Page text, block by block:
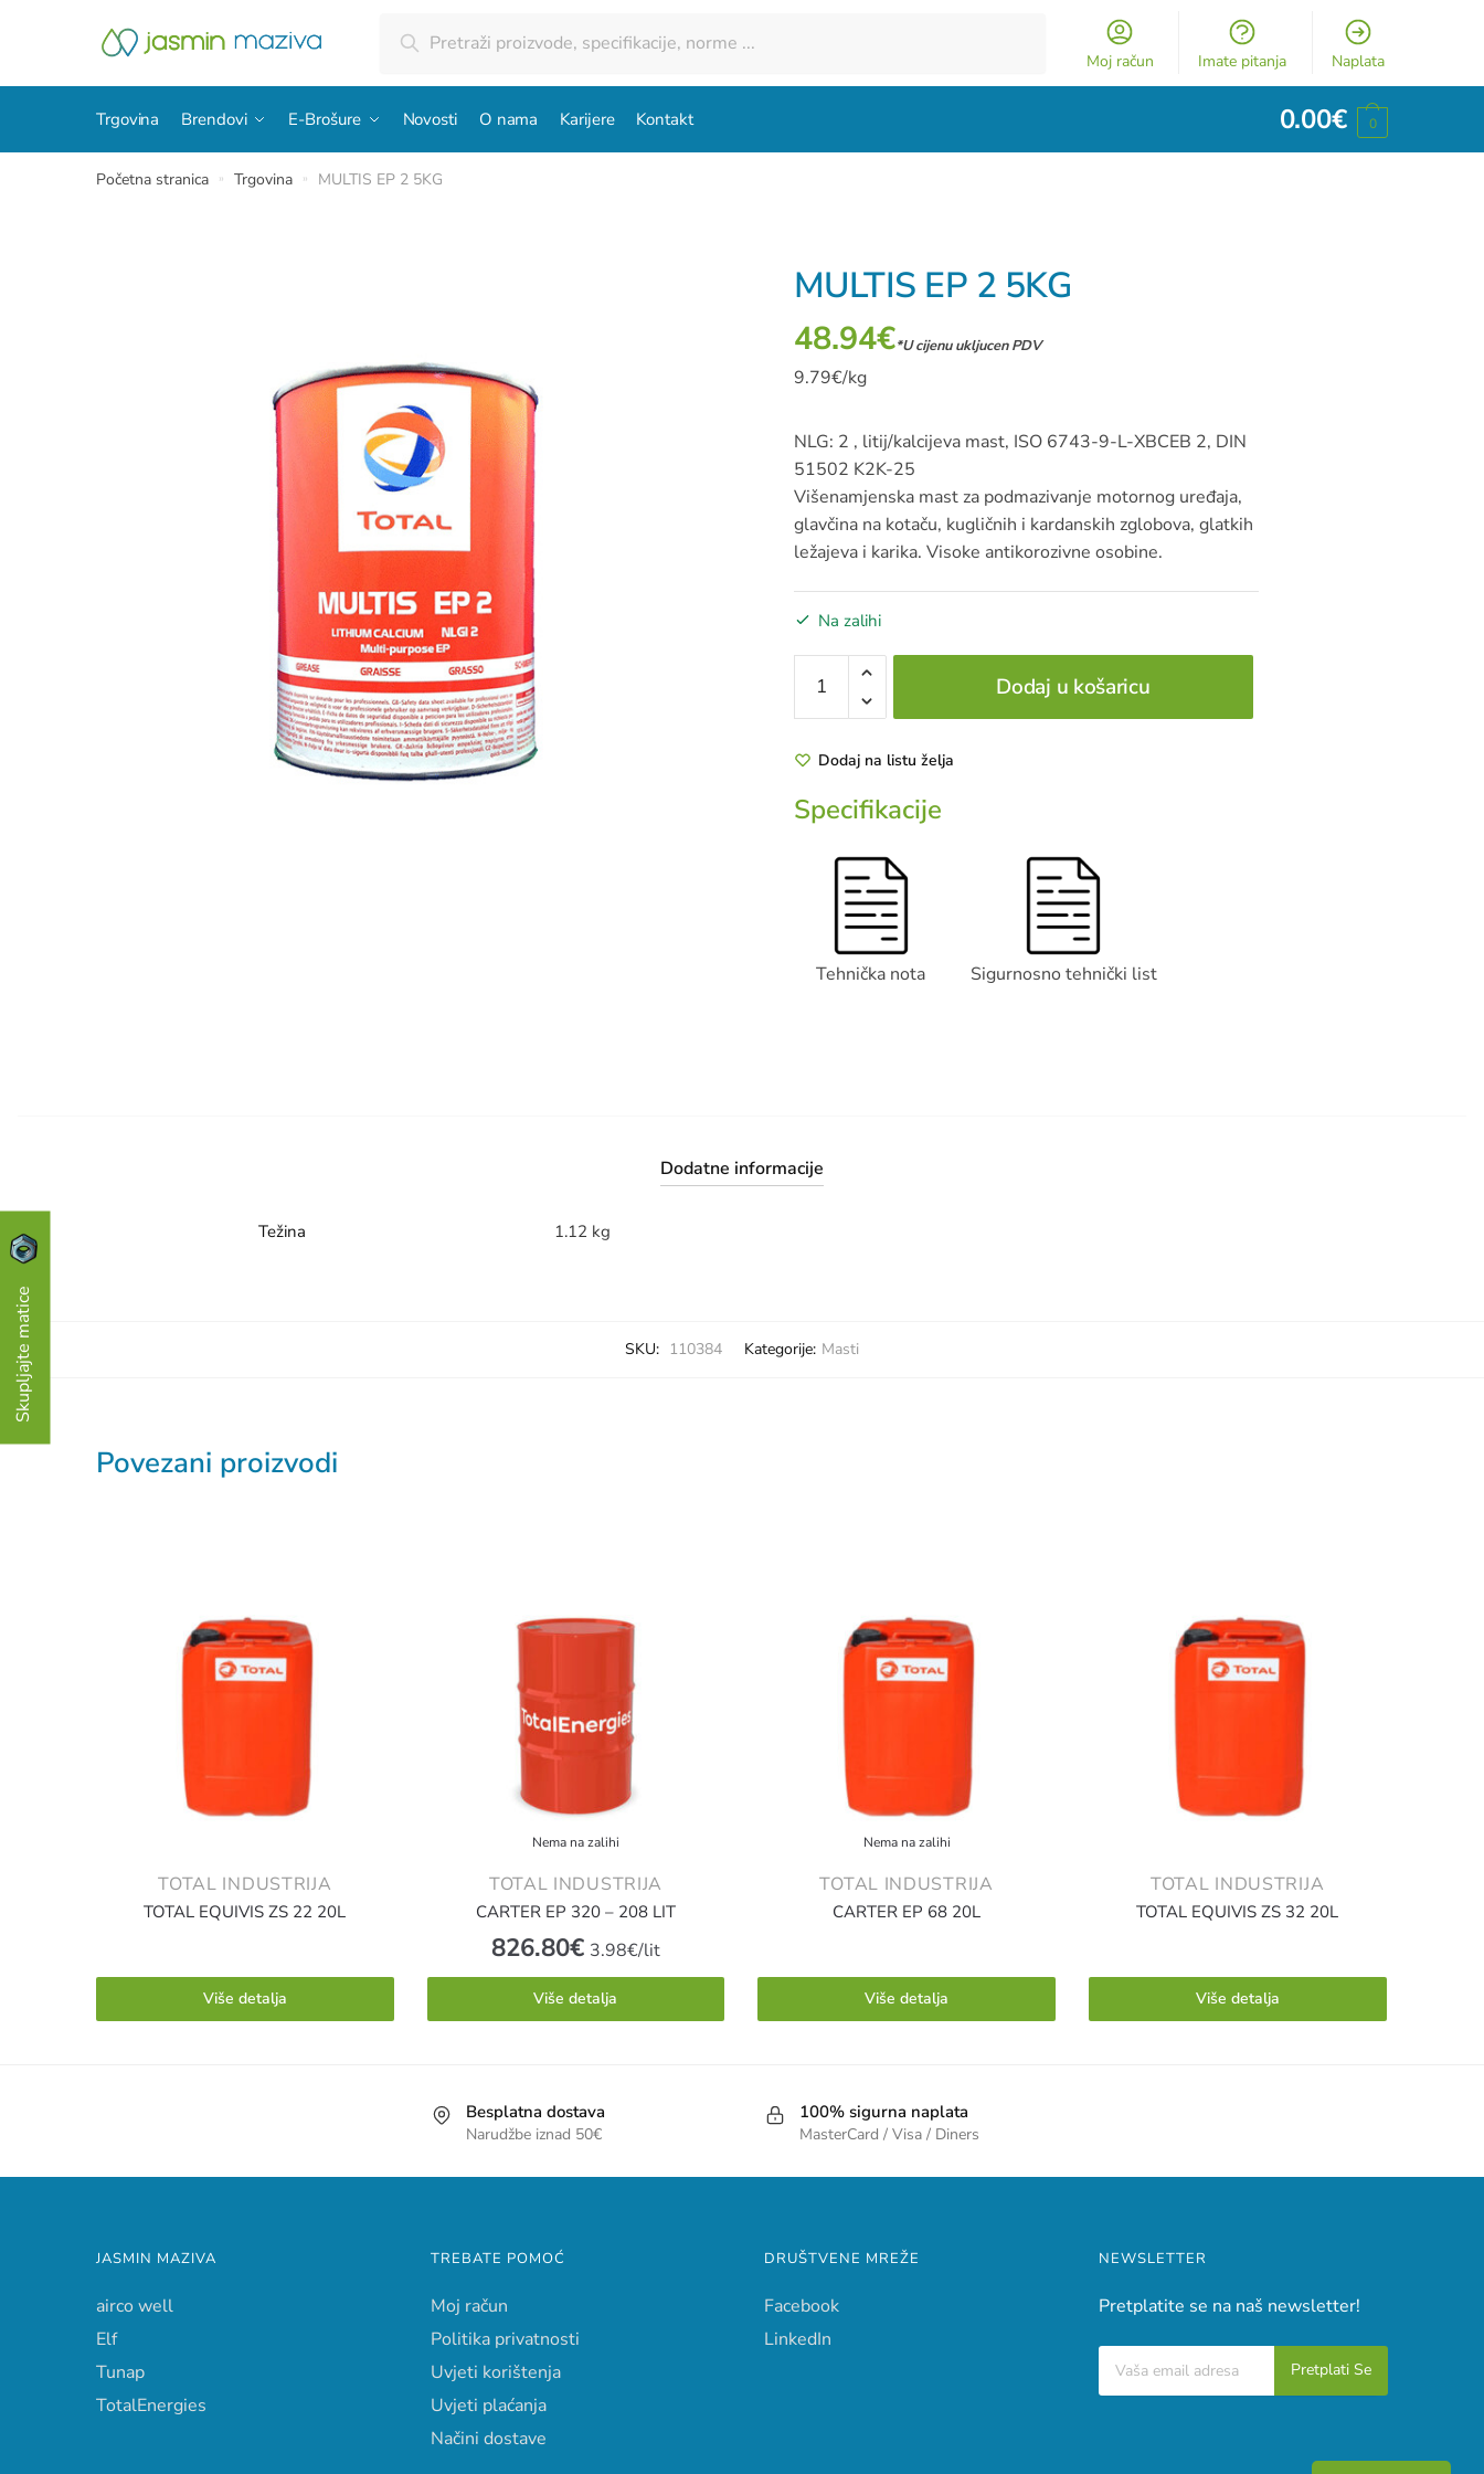
Pretraži
Moj račun Imate pitanja Naplata
Trgovina Brendovi E-Brošure Novosti O nama Karijere Kontakt 0.00€ 0
Početna stranica » Trgovina » MULTIS EP 2 5KG
MULTIS EP 2 5KG
48.94€*U cijenu ukljucen PDV
9.79€/kg
NLG: 2 , litij/kalcijeva mast, ISO 6743-9-L-XBCEB 2, DIN
51502 K2K-25
Višenamjenska mast za podmazivanje motornog uređaja,
glavčina na kotaču, kugličnih i kardanskih zglobova, glatkih
ležajeva i karika. Visoke antikorozivne osobine.
Na zalihi
2
5KG
Dodaj u košaricu
Dodaj na listu želja
Specifikacije
Tehnička nota Sigurnosno tehnički list
Dodatne informacije
Težina 1.12 kg
SKU: 110384 Kategorije: Masti
Povezani proizvodi
TOTAL INDUSTRIJA
TOTAL EQUIVIS ZS 22 20L
Više detalja
Nema na zalihi
TOTAL INDUSTRIJA
CARTER EP 320 – 208 LIT
826.80€ 3.98€/lit
Više detalja
Nema na zalihi
TOTAL INDUSTRIJA
CARTER EP 68 20L
Više detalja
TOTAL INDUSTRIJA
TOTAL EQUIVIS ZS 32 20L
Više detalja
Besplatna dostava
Narudžbe iznad 50€
100% sigurna naplata
MasterCard / Visa / Diners
JASMIN MAZIVA
airco well
Elf
Tunap
TotalEnergies
TREBATE POMOĆ
Moj račun
Politika privatnosti
Uvjeti korištenja
Uvjeti plaćanja
Načini dostave
DRUŠTVENE MREŽE
Facebook
LinkedIn
NEWSLETTER
Pretplatite se na naš newsletter!
Skupljajte matice